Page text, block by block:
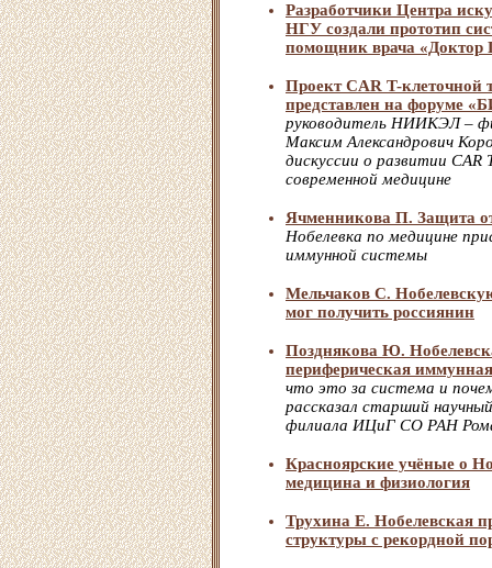
Разработчики Центра
НГУ создали прототип
помощник врача «Доктор
Проект CAR T-клеточной
представлен на форуме
руководитель НИИКЭЛ –
Максим Александрович
дискуссии о развитии CAR
современной медицине
Ячменникова П. Защита
Нобелевка по медицине
иммунной системы
Мельчаков С.
мог получить россиянин
Позднякова Ю.
периферическая
что это за система и
рассказал старший
филиала ИЦиГ СО РАН
Красноярские учёные о
медицина и физиология
Трухина Е. Нобелевская
структуры с рекордной